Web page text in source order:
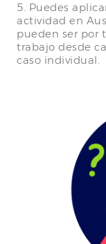
5. Puedes
actividad en
pueden ser por
trabajo desde
caso individual.